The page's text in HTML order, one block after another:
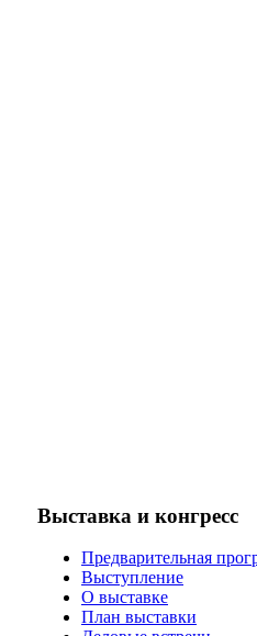
Выставка и конгресс
Предварительная
Выступление
О выставке
План выставки